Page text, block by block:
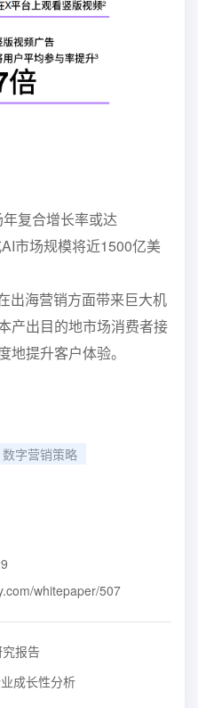
复合增长率或达
市场规模将近1500亿美
出海营销方面带来巨大机
产出目的地市场消费者接
地提升客户体验。
数字营销策略
whitepaper/507
报告
成长性分析